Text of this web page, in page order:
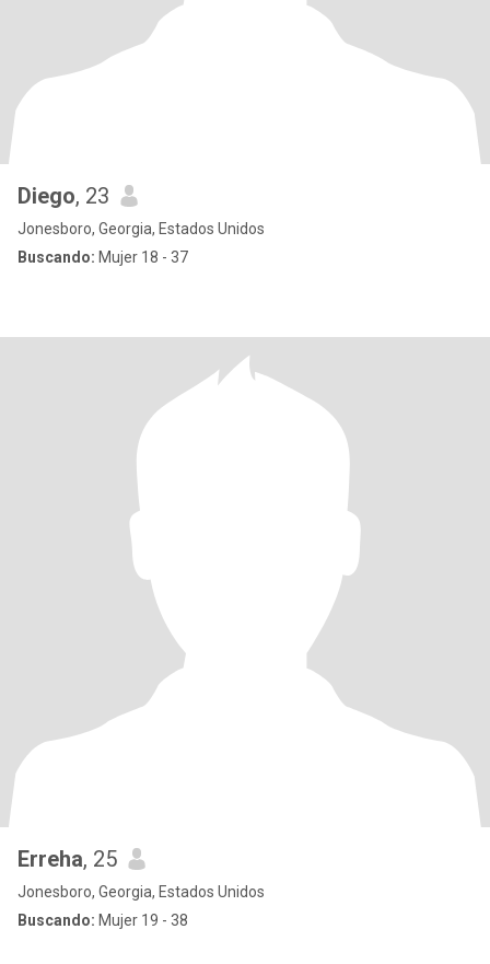
Diego, 23
Jonesboro, Georgia, Estados Unidos
Buscando: Mujer 18 - 37
Erreha, 25
Jonesboro, Georgia, Estados Unidos
Buscando: Mujer 19 - 38